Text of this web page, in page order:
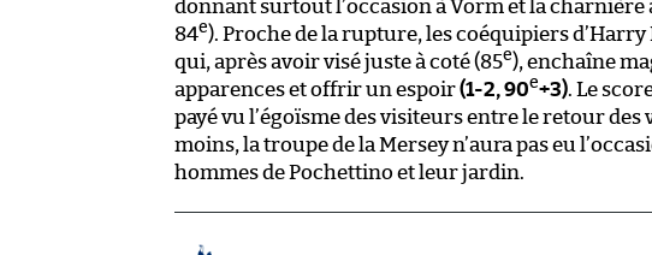
donnant surtout l’occasion à Vorm et la charnière
84e). Proche de la rupture, les coéquipiers d’Harry
qui, après avoir visé juste à coté (85e), enchaîne
apparences et offrir un espoir(1-2, 90e+3). Le
payé vu l’égoïsme des visiteurs entre le retour
moins, la troupe de la Mersey n’aura pas eu
hommes de Pochettino et leur jardin.